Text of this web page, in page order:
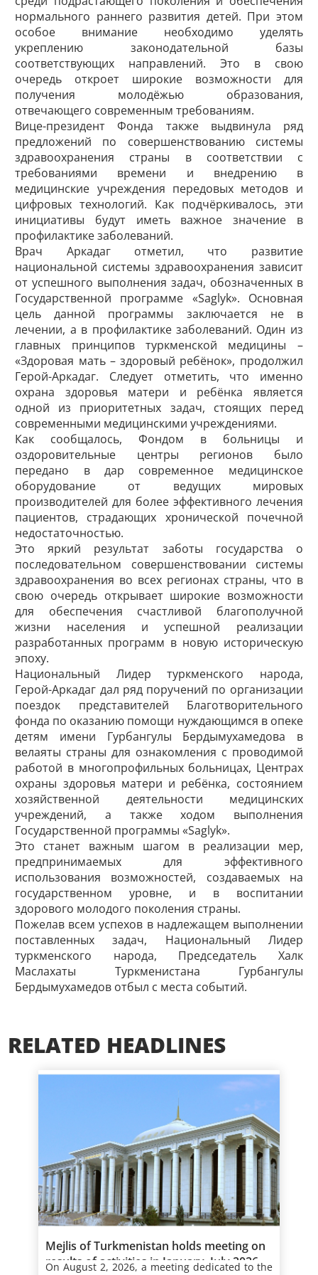
нормального раннего развития детей. При этом
особое внимание необходимо уделять
укреплению законодательной базы
соответствующих направлений. Это в свою
очередь откроет широкие возможности для
получения молодёжью образования,
отвечающего современным требованиям.
Вице-президент Фонда также выдвинула ряд
предложений по совершенствованию системы
здравоохранения страны в соответствии с
требованиями времени и внедрению в
медицинские учреждения передовых методов и
цифровых технологий. Как подчёркивалось, эти
инициативы будут иметь важное значение в
профилактике заболеваний.
Врач Аркадаг отметил, что развитие
национальной системы здравоохранения зависит
от успешного выполнения задач, обозначенных в
Государственной программе «Saglyk». Основная
цель данной программы заключается не в
лечении, а в профилактике заболеваний. Один из
главных принципов туркменской медицины –
«Здоровая мать – здоровый ребёнок», продолжил
Герой-Аркадаг. Следует отметить, что именно
охрана здоровья матери и ребёнка является
одной из приоритетных задач, стоящих перед
современными медицинскими учреждениями.
Как сообщалось, Фондом в больницы и
оздоровительные центры регионов было
передано в дар современное медицинское
оборудование от ведущих мировых
производителей для более эффективного лечения
пациентов, страдающих хронической почечной
недостаточностью.
Это яркий результат заботы государства о
последовательном совершенствовании системы
здравоохранения во всех регионах страны, что в
свою очередь открывает широкие возможности
для обеспечения счастливой благополучной
жизни населения и успешной реализации
разработанных программ в новую историческую
эпоху.
Национальный Лидер туркменского народа,
Герой-Аркадаг дал ряд поручений по организации
поездок представителей Благотворительного
фонда по оказанию помощи нуждающимся в опеке
детям имени Гурбангулы Бердымухамедова в
велаяты страны для ознакомления с проводимой
работой в многопрофильных больницах, Центрах
охраны здоровья матери и ребёнка, состоя­нием
хозяйственной деятельности медицинских
учреждений, а также ходом выполнения
Государственной программы «Saglyk».
Это станет важным шагом в реализации мер,
предпринимаемых для эффективного
использования возможностей, создаваемых на
государственном уровне, и в воспитании
здорового молодого поколения страны.
Пожелав всем успехов в надлежащем выполнении
поставленных задач, Нацио­нальный Лидер
туркменского народа, Председатель Халк
Маслахаты Туркменистана Гурбангулы
Бердымухамедов отбыл с места событий.
RELATED HEADLINES
Mejlis of Turkmenistan holds meeting on
results of activities in January–July 2026
On August 2, 2026, a meeting dedicated to the